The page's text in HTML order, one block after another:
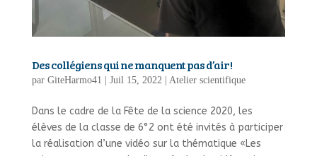
Des collégiens qui ne manquent pas d’air !
par GiteHarmo41 Juil 15, 2022 Atelier scientifique
Dans le cadre de la Fête de la science 2020, les
élèves de la classe de 6°2 ont été invités à participer
la réalisation d’une vidéo sur la thématique «Les